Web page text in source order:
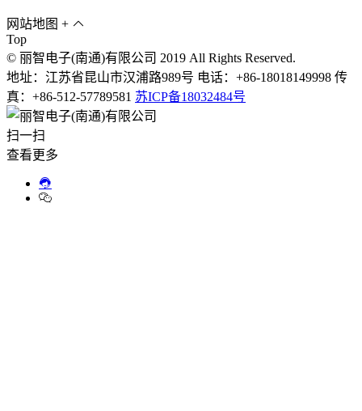
网站地图 +
Top
© 丽智电子(南通)有限公司 2019 All Rights Reserved.
地址：江苏省昆山市汉浦路989号 电话：+86-18018149998 传
真：+86-512-57789581 苏ICP备18032484号
扫一扫
查看更多